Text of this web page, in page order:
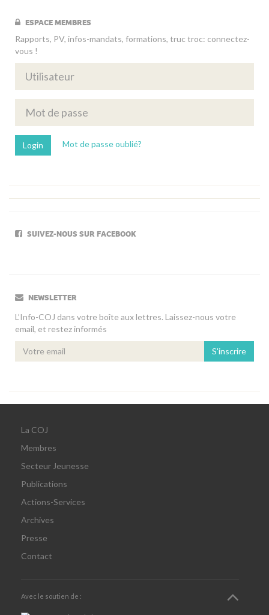
ESPACE MEMBRES
Rapports, PV, infos-mandats, formations, truc troc: connectez-
vous !
Mot de passe oublié?
SUIVEZ-NOUS SUR FACEBOOK
NEWSLETTER
L’Info-COJ dans votre boîte aux lettres. Laissez-nous votre
email, et restez informés
S'inscrire
La COJ
Membres
Secteur Jeunesse
Publications
Actions-Services
Archives
Presse
Contact
Avec le soutien de :